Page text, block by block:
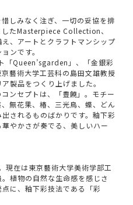
しみなく注ぎ、一切の妥協を排
したMasterpiece Collection、
、アートとクラフトマンシップ
ンです。
「Queen’sgarden」、「金銀彩
藝術大学工芸科の島田文雄教授
製品をつくり上げました。
セプトは、「豊饒」。モチー
無花果、椿、三光鳥、蝶、どん
されるものばかりです。釉下彩
やかさが奏でる、美しいハー
現在は東京藝術大学美術学部工
植物の自然な生命感を感じさ
に、釉下彩技法である「彩